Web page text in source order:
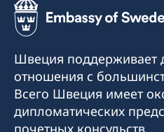
Швеция поддерживает
отношения с
Всего Швеция имеет
дипломатических